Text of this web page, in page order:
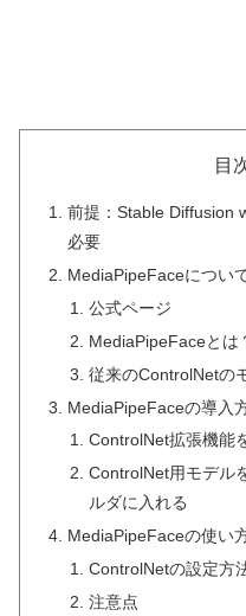
目
前提：Stable Diffusion
必要
MediaPipeFaceについ
公式ページ
MediaPipeFaceとは
従来のControlNetの
MediaPipeFaceの導入
ControlNet拡張機能
ControlNet用モデル
ルダに入れる
MediaPipeFaceの使い
ControlNetの設定方
注意点